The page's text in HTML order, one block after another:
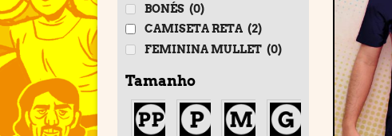
BONÉS (0)
CAMISETA RETA (2)
FEMININA MULLET (0)
Tamanho